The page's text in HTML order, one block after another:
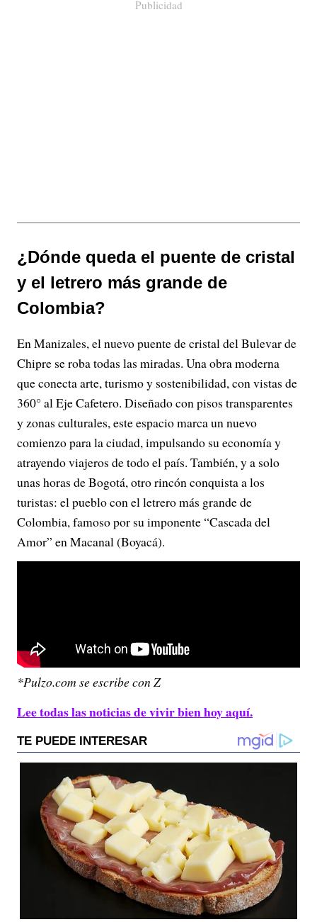
Publicidad
¿Dónde queda el puente de cristal
y el letrero más grande de
Colombia?
En Manizales, el nuevo puente de cristal del Bulevar de
Chipre se roba todas las miradas. Una obra moderna
que conecta arte, turismo y sostenibilidad, con vistas de
360° al Eje Cafetero. Diseñado con pisos transparentes
y zonas culturales, este espacio marca un nuevo
comienzo para la ciudad, impulsando su economía y
atrayendo viajeros de todo el país. También, y a solo
unas horas de Bogotá, otro rincón conquista a los
turistas: el pueblo con el letrero más grande de
Colombia, famoso por su imponente “Cascada del
Amor” en Macanal (Boyacá).
*Pulzo.com se escribe con Z
Lee todas las noticias de vivir bien hoy aquí.